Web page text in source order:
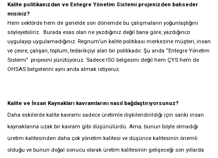
Kalite politikanızdan ve Entegre Yönetim Sistemi projenizden bahseder
misiniz?
Hem sektörde hem de genelde son dönemde bu çalışmaların yoğunlaştığını
söyleyebiliriz. Burada esas olan ne yazdığınız değil bana göre, yazdığınızı
uygulayıp uygulamadığınız. Regnum’un kalite politikası merkezine müşteri, insan
ve çevre, çalışan, toplum, tedarikçiyi alan bir politikadır. Şu anda “Entegre Yönetim
Sistemi’’ projesini yürütüyoruz. Sadece ISO belgesini değil hem ÇYS hem de
OHSAS belgelerini aynı anda almak istiyoruz.
Kalite ve İnsan Kaynakları kavramlarını nasıl bağdaştırıyorsunuz?
Daha eskilerde kalite kavramı sadece üretimle ilişkilendirildiği için sanki insan
kaynaklarına uzak bir kavram gibi düşünülürdü. Ama; bunun böyle olmadığı
üretim kalitesinden daha çok yönetim kalitesi ve düşünce kalitesinin önemli
olduğu ve bunun doğal sonucu olarak üretim kalitesinin gelişeceği son yıllarda